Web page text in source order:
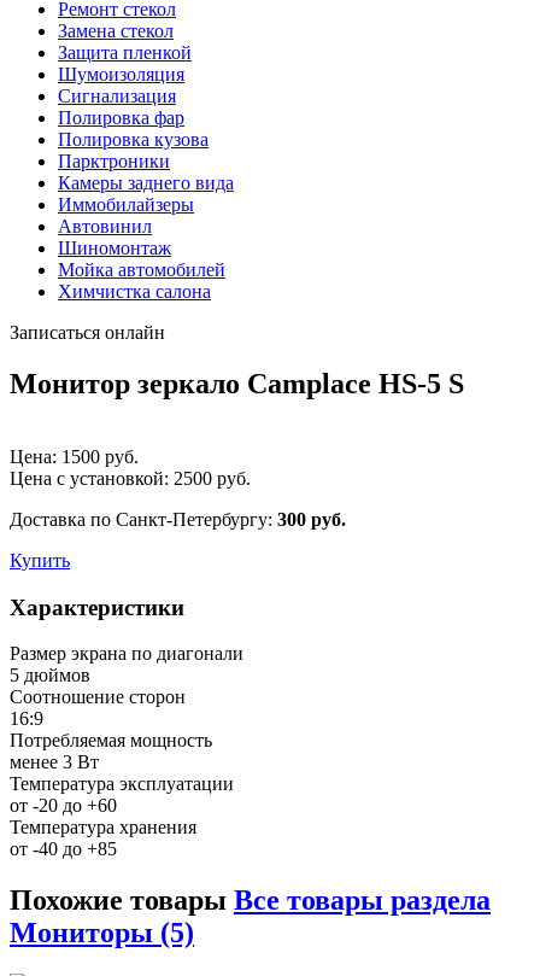
Ремонт стекол
Замена стекол
Защита пленкой
Шумоизоляция
Сигнализация
Полировка фар
Полировка кузова
Парктроники
Камеры заднего вида
Иммобилайзеры
Автовинил
Шиномонтаж
Мойка автомобилей
Химчистка салона
Записаться онлайн
Монитор зеркало Camplace HS-5 S
Цена: 1500 руб.
Цена с установкой: 2500 руб.
Доставка по Санкт-Петербургу: 300 руб.
Купить
Характеристики
Размер экрана по диагонали
5 дюймов
Соотношение сторон
16:9
Потребляемая мощность
менее 3 Вт
Температура эксплуатации
от -20 до +60
Температура хранения
от -40 до +85
Похожие товары Все товары раздела
Мониторы (5)